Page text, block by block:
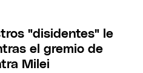
"disidentes" le
el gremio de
Milei